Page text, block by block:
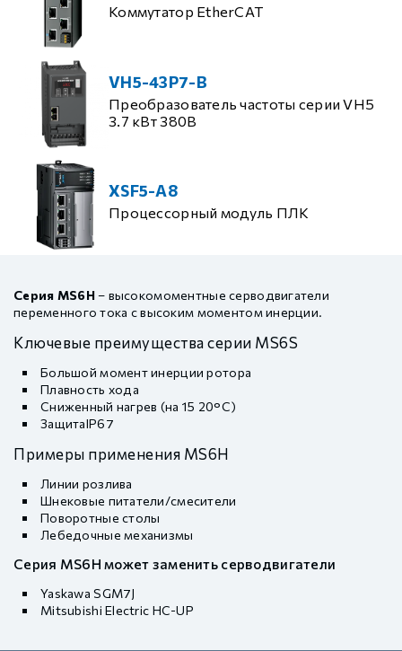
Коммутатор EtherCAT
VH5-43P7-B
Преобразователь частоты серии VH5
3.7 кВт 380В
XSF5-A8
Процессорный модуль ПЛК
Серия MS6H– высокомоментные серводвигатели
переменного тока с высоким моментом инерции.
Ключевые преимущества серии MS6S
Большой момент инерции ротора
Плавность хода
Сниженный нагрев (на 15 20°C)
ЗащитаIP67
Примеры применения MS6H
Линии розлива
Шнековые питатели/смесители
Поворотные столы
Лебедочные механизмы
Серия MS6H может заменить серводвигатели
Yaskawa SGM7J
Mitsubishi Electric HC-UP